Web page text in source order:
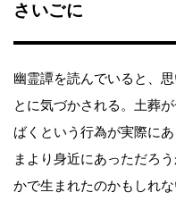
さいごに
幽霊譚を読んでいると、
とに気づかされる。土葬
ばくという行為が実際に
まより身近にあっただろ
かで生まれたのかもしれな